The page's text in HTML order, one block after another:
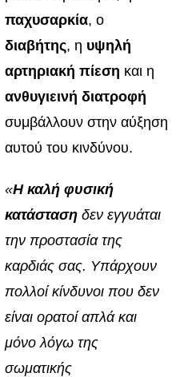
παχυσαρκία, ο
διαβήτης, η υψηλή
αρτηριακή πίεση και η
ανθυγιεινή διατροφή
συμβάλλουν στην αύξηση
αυτού του κινδύνου.
«Η καλή φυσική
κατάσταση δεν εγγυάται
την προστασία της
καρδιάς σας. Υπάρχουν
πολλοί κίνδυνοι που δεν
είναι ορατοί απλά και
μόνο λόγω της
σωματικής